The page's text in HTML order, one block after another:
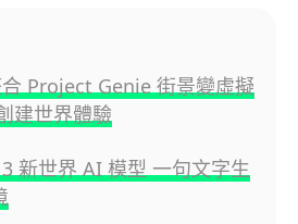
Project Genie 街景變虛擬
建世界體驗
新世界 AI 模型 一句文字生